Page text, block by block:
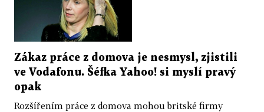
Zákaz práce z domova je nesmysl, zjistili
ve Vodafonu. Šéfka Yahoo! si myslí pravý
opak
Rozšířením práce z domova mohou britské firmy